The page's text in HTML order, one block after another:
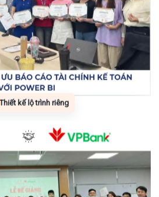
Thiết kế lộ trình riêng